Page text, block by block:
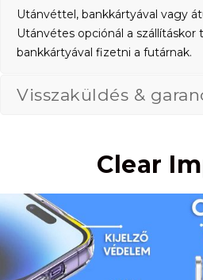
Utánvéttel, bankkártyával vagy
Utánvétes opciónál a
bankkártyával fizetni a futárnak.
Visszaküldés &
Clear